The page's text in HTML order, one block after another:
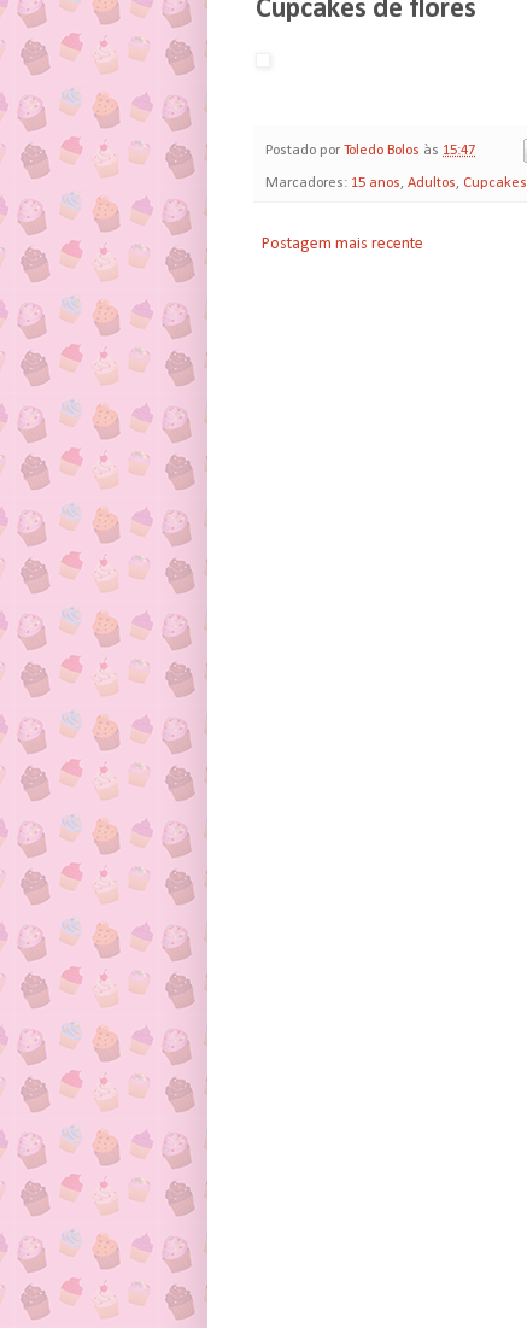
Cupcakes de flores
Postado por Toledo Bolos às 15:47
Marcadores: 15 anos, Adultos, Cupcakes
Postagem mais recente